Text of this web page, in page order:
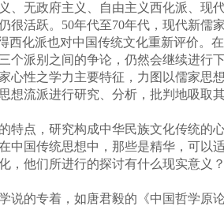
无政府主义、自由主义西化派、现
活跃。50年代至70年代，现代新儒
化派也对中国传统文化重新评价。
派别之间的争论，仍然会继续进行下
性之学力主要特征，力图以儒家思
流派进行研究、分析，批判地吸取
点，研究构成中华民族文化传统的
国传统思想中，那些是精华，可以
他们所进行的探讨有什么现实意义
的专着，如唐君毅的《中国哲学原论